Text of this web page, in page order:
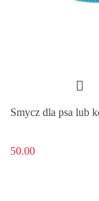
Smycz dla psa lub
50.00